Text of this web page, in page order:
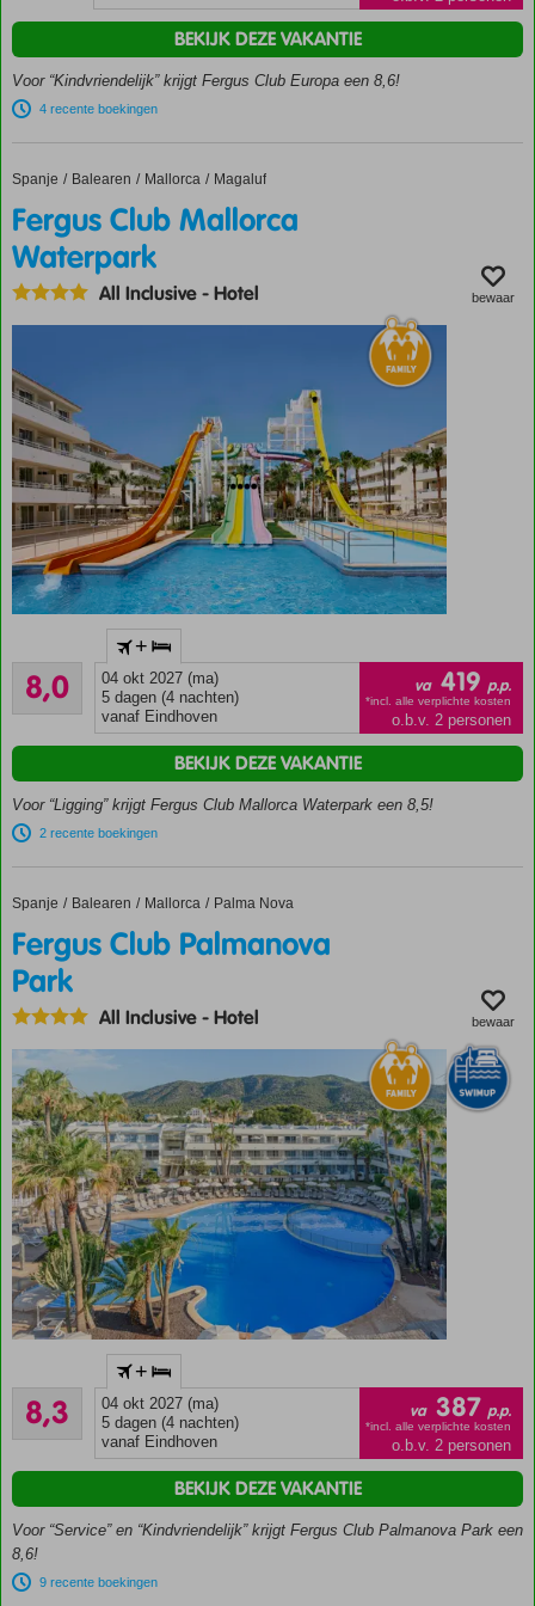
voor de
Op
korte
Paguera
shuttleservice
naar het
Gevarieerd
animatieprogramma
Voor “Kindvriendelijk” krijgt Fergus Club Europa een 8,6!
4 recente boekingen
BEKIJK DEZE VAKANTIE
Home
Spanje Balearen Mallorca Magaluf
Fergus Club Mallorca Waterpark
Fergus Club Mallorca
Waterpark
All Inclusive-Hotel bewaar
Compleet
vernieuwd en
uniek
(familie)resort!
Grootste
waterpark
hotel op
met o.a.
8
Boek
een
suite
met
service
Ruime en
comfortabele
kamers voor
5 personen
met aparte
slaapkamer!
Uitstekend
All
Inclusive
concept
8,0
Zeer goed
222
beoordelingen
+
04 okt 2027 (ma)
5 dagen (4 nachten)
vanaf Eindhoven
va 419 p.p.
*incl. alle verplichte kosten
o.b.v. 2 personen
Voor “Ligging” krijgt Fergus Club Mallorca Waterpark een 8,5!
2 recente boekingen
BEKIJK DEZE VAKANTIE
Home
Spanje Balearen Mallorca Palma Nova
Fergus Club Palmanova Park
Fergus Club Palmanova
Park
All Inclusive-Hotel bewaar
(familie)hotel
2 heerlijke
zandstranden
op
Nabij de
boulevard
8,3
Zeer goed
646
beoordelingen
+
04 okt 2027 (ma)
5 dagen (4 nachten)
vanaf Eindhoven
va 387 p.p.
*incl. alle verplichte kosten
o.b.v. 2 personen
Voor “Service” en “Kindvriendelijk” krijgt Fergus Club Palmanova Park een
8,6!
9 recente boekingen
BEKIJK DEZE VAKANTIE